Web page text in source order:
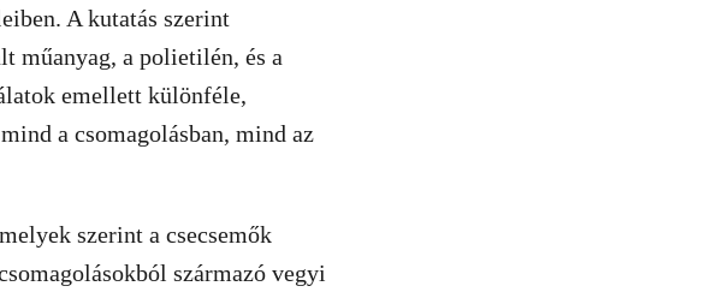
A kutatás szerint
műanyag, a polietilén, és a
emellett különféle,
a csomagolásban, mind az
szerint a csecsemők
származó vegyi